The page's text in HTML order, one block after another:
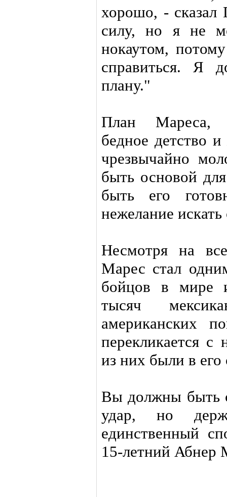
хорошо, -
силу, но я не
нокаутом,
справиться. Я
плану."
План Мареса,
бедное детство
чрезвычайно
быть основой
быть его
нежелание
Несмотря на
Марес стал
бойцов в мире
тысяч
американских
перекликается
из них были в его
Вы должны быть
удар, но
единственный
15-летний Абнер